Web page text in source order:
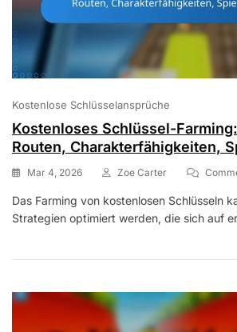
Kostenlose Schlüsselansprüche
Kostenloses Schlüssel-
Routen, Charakterfähigkeiten,
Mar 4, 2026 Zoe Carter
Das Farming von kostenlosen Schlüsseln
Strategien optimiert werden, die sich auf